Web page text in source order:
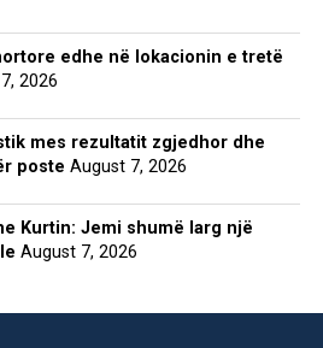
edhe në lokacionin e tretë
2026
mes rezultatit zgjedhor dhe
poste August 7, 2026
Kurtin: Jemi shumë larg një
August 7, 2026